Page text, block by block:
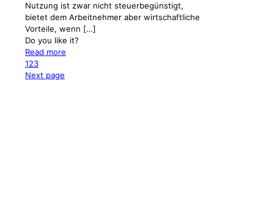
Nutzung ist zwar nicht steuerbegünstigt,
bietet dem Arbeitnehmer aber wirtschaftliche
Vorteile, wenn […]
Do you like it?
Read more
123
Next page